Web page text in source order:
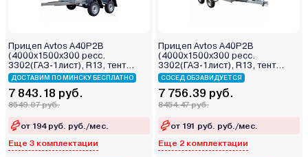
Прицеп Avtos A40P2B
(4000х1500х300 ресс.
3302(ГАЗ-1лист), R13, тент
800мм 2ос)
ДОСТАВИМ ПО МИНСКУ БЕСПЛАТНО
7 843.18 руб.
8549.07 руб.
от 194 руб. руб./мес.
Еще 3 комплектации
Прицеп Avtos A40P2B
(4000х1500х300 ресс.
3302(ГАЗ-1лист), R13, тент
400мм 2ос)
СОСЕД ОБЗАВИДУЕТСЯ
7 756.39 руб.
8454.47 руб.
от 191 руб. руб./мес.
Еще 2 комплектации